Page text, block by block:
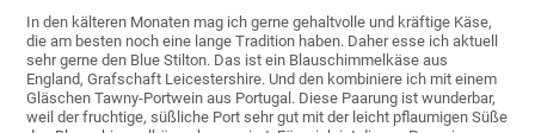
In den kälteren Monaten mag ich gerne gehaltvolle und kräftige Käse,
die am besten noch eine lange Tradition haben. Daher esse ich aktuell
sehr gerne den Blue Stilton. Das ist ein Blauschimmelkäse aus
England, Grafschaft Leicestershire. Und den kombiniere ich mit einem
Gläschen Tawny-Portwein aus Portugal. Diese Paarung ist wunderbar,
weil der fruchtige, süßliche Port sehr gut mit der leicht pflaumigen Süße